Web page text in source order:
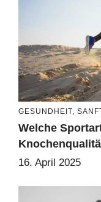
GESUNDHEIT,
Welche
16. April 2025